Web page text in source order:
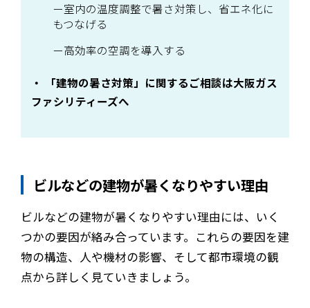
室内の温度調整で暑さ対策し、省エネ化に
もつなげる
高効率の空調を導入する
「建物の暑さ対策」に関するご相談は大阪ガス
ファシリティーズへ
ビルなどの建物が暑くなりやすい理由
ビルなどの建物が暑くなりやすい理由には、いく
つかの要因が絡み合っています。これらの要因を建
物の構造、人や機材の影響、そして都市環境の観
点から詳しく見ていきましょう。